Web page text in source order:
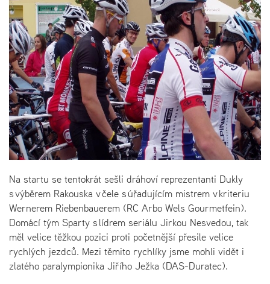
Na startu se tentokrát sešli dráhoví reprezentanti Dukly
s výběrem Rakouska v čele s úřadujícím mistrem v kriteriu
Wernerem Riebenbauerem (RC Arbo Wels Gourmetfein).
Domácí tým Sparty s lídrem seriálu Jirkou Nesvedou, tak
měl velice těžkou pozici proti početnější přesile velice
rychlých jezdců. Mezi těmito rychlíky jsme mohli vidět i
zlatého paralympionika Jiřího Ježka (DAS-Duratec).